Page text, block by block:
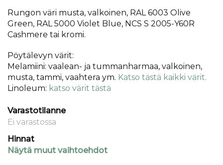
Rungon väri musta, valkoinen, RAL 6003 Olive
Green, RAL 5000 Violet Blue, NCS S 2005-Y60R
Cashmere tai kromi.
Pöytälevyn värit:
Melamiini: vaalean- ja tummanharmaa, valkoinen,
musta, tammi, vaahtera ym. Katso tästä kaikki värit.
Linoleum: katso värit tästä
Varastotilanne
Ei varastossa
Hinnat
Näytä muut vaihtoehdot